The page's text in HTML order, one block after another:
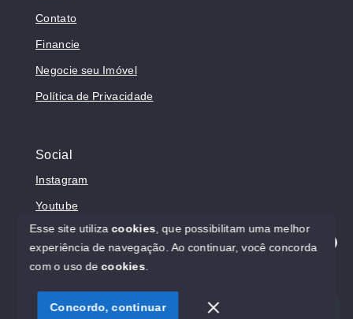
Contato
Financie
Negocie seu Imóvel
Política de Privacidade
Social
Instagram
Youtube
© Copyright 2026 - Prosperita Negócios Imobiliários -
SITE PARA IMOBILIARIA
Olá! Estamos disponíveis para te ajudar.
Esse site utilizacookies , que possibilitam uma melhor
experiência de navegação. Ao continuar, você concorda
com o uso decookies
Concordo, continuar